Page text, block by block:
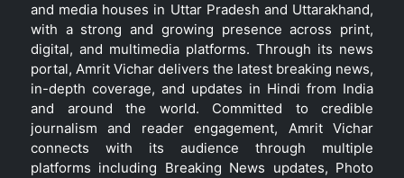
and media houses in Uttar Pradesh and Uttarakhand,
with a strong and growing presence across print,
digital, and multimedia platforms. Through its news
portal, Amrit Vichar delivers the latest breaking news,
in-depth coverage, and updates in Hindi from India
and around the world. Committed to credible
journalism and reader engagement, Amrit Vichar
connects with its audience through multiple
platforms including Breaking News updates, Photo